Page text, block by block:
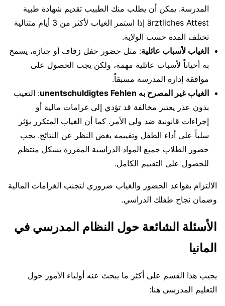
المدرسة. يمكن أن يطلب منك الطبيب تقديم شهادة طبية
ärztliches Attest إذا استمر الغياب لأكثر من 3 أيام متتالية
تختلف المدة حسب الولاية.
الغياب لأسباب عائلية: مثل حضور حفل زفاف أو جنازة، يسمح
به أحياناً لأسباب عائلية مهمة، ولكن يجب الحصول على
موافقة إدارة المدرسة مسبقاً.
الغياب غير المصرح به unentschuldigtes Fehlen
: التغيب
بدون عذر يعتبر مخالفة قد تؤدي إلى غرامات مالية أو
إجراءات قانونية ضد ولي الأمر. كما أن الغياب المتكرر يؤثر
سلباً على أداء الطفل وتقييمه بغض النظر عن النتائج. يجب
حضور الطلاب جميع المواد الدراسية المقررة بشكل منتظم
للحصول على التقييم الكامل.
الالتزام بقواعد الحضور والغياب ضروري لتجنب الغرامات المالية
وضمان نجاح طفلك الدراسي.
الأسئلة الشائعة حول النظام المدرسي في
المانيا
يجيب هذا القسم على أكثر ما يبحث عنه أولياء الأمور حول
التعليم المدرسي هنا: